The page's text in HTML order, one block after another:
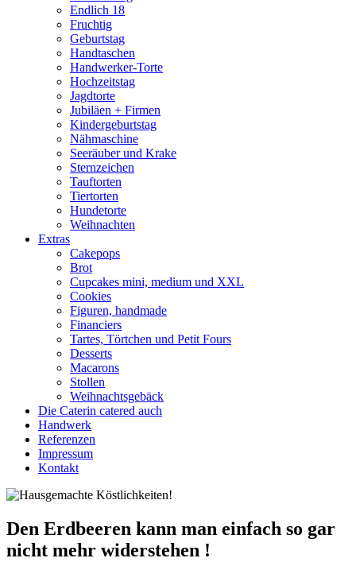
Endlich 18
Fruchtig
Geburtstag
Handtaschen
Handwerker-Torte
Hochzeitstag
Jagdtorte
Jubiläen + Firmen
Kindergeburtstag
Nähmaschine
Seeräuber und Krake
Sternzeichen
Tauftorten
Tiertorten
Hundetorte
Weihnachten
Extras
Cakepops
Brot
Cupcakes mini, medium und XXL
Cookies
Figuren, handmade
Financiers
Tartes, Törtchen und Petit Fours
Desserts
Macarons
Stollen
Weihnachtsgebäck
Die Caterin catered auch
Handwerk
Referenzen
Impressum
Kontakt
Den Erdbeeren kann man einfach so gar
nicht mehr widerstehen !